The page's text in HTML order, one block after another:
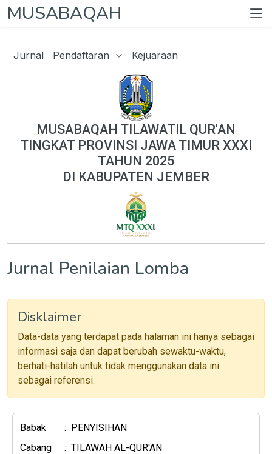
MUSABAQAH
Jurnal Pendaftaran Kejuaraan
MUSABAQAH TILAWATIL QUR'AN
TINGKAT PROVINSI JAWA TIMUR XXXI
TAHUN 2025
DI KABUPATEN JEMBER
Jurnal Penilaian Lomba
Disklaimer
Data-data yang terdapat pada halaman ini hanya sebagai
informasi saja dan dapat berubah sewaktu-waktu,
berhati-hatilah untuk tidak menggunakan data ini
sebagai referensi.
Babak : PENYISIHAN
Cabang
: TILAWAH AL-QUR'AN